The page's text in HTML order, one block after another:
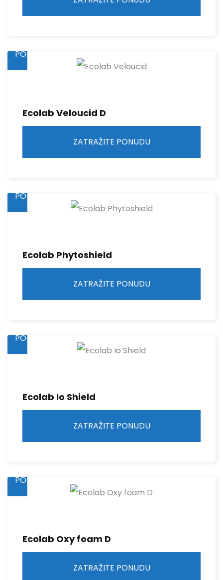
PONUDU
Ecolab Veloucid D
ZATRAŽITE PONUDU
PONUDU
Ecolab Phytoshield
ZATRAŽITE PONUDU
PONUDU
Ecolab Io Shield
ZATRAŽITE PONUDU
PONUDU
Ecolab Oxy foam D
ZATRAŽITE PONUDU